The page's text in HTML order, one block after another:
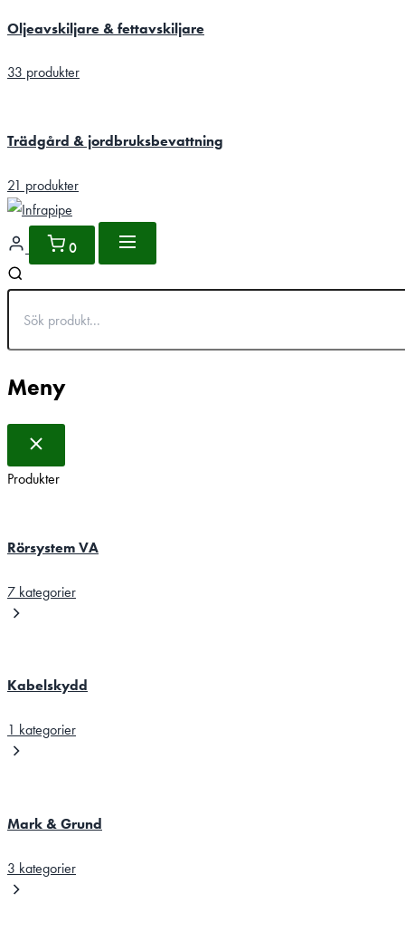
Oljeavskiljare & fettavskiljare
33 produkter
Trädgård & jordbruksbevattning
21 produkter
0
Meny
Produkter
Rörsystem VA
7 kategorier
Kabelskydd
1 kategorier
Mark & Grund
3 kategorier